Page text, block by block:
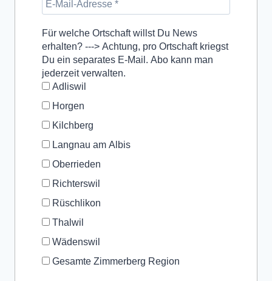
Für welche Ortschaft willst Du News
erhalten? ---> Achtung, pro Ortschaft kriegst
Du ein separates E-Mail. Abo kann man
jederzeit verwalten.
Adliswil
Horgen
Kilchberg
Langnau am Albis
Oberrieden
Richterswil
Rüschlikon
Thalwil
Wädenswil
Gesamte Zimmerberg Region